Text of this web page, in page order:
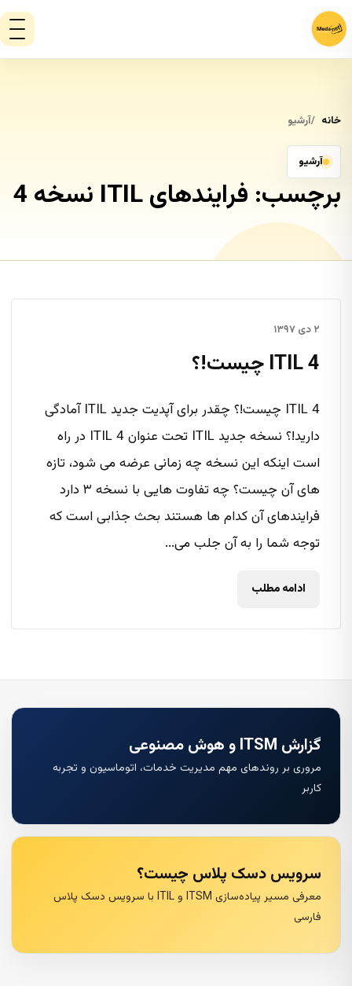
خانه آرشیو
آرشیو
برچسب: فرایندهای ITIL نسخه 4
۲ دی ۱۳۹۷
ITIL 4 چیست!؟
ITIL 4 چیست!؟ چقدر برای آپدیت جدید ITIL آمادگی
دارید!؟ نسخه جدید ITIL تحت عنوان ITIL 4 در راه
است اینکه این نسخه چه زمانی عرضه می شود، تازه
های آن چیست؟ چه تفاوت هایی با نسخه ۳ دارد
فرایندهای آن کدام ها هستند بحث جذابی است که
توجه شما را به آن جلب می...
ادامه مطلب
گزارش ITSM و هوش مصنوعی
مروری بر روندهای مهم مدیریت خدمات، اتوماسیون و تجربه
کاربر
سرویس دسک پلاس چیست؟
معرفی مسیر پیاده‌سازی ITSM و ITIL با سرویس دسک پلاس
فارسی